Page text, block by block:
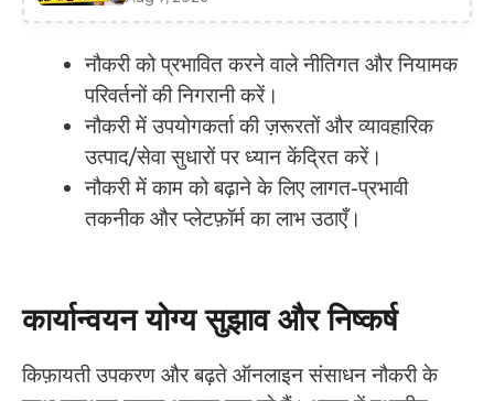
नौकरी को प्रभावित करने वाले नीतिगत और नियामक
परिवर्तनों की निगरानी करें।
नौकरी में उपयोगकर्ता की ज़रूरतों और व्यावहारिक
उत्पाद/सेवा सुधारों पर ध्यान केंद्रित करें।
नौकरी में काम को बढ़ाने के लिए लागत-प्रभावी
तकनीक और प्लेटफ़ॉर्म का लाभ उठाएँ।
कार्यान्वयन योग्य सुझाव और निष्कर्ष
किफ़ायती उपकरण और बढ़ते ऑनलाइन संसाधन नौकरी के